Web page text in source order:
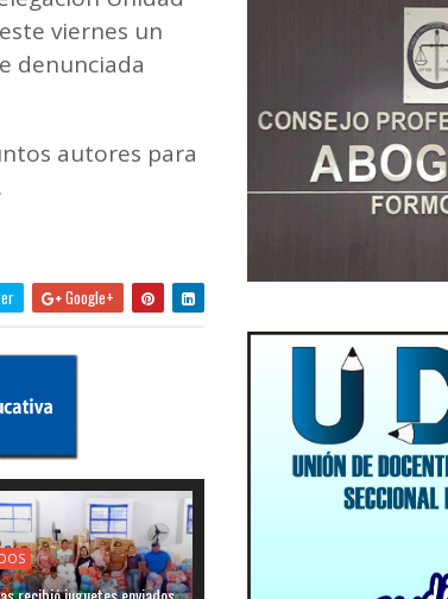
viernes un
denunciada
autores para
Google+